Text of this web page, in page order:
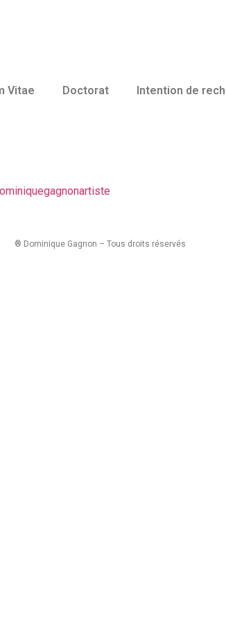
Vitae Doctorat Intention de
® Dominique Gagnon – Tous droits réservés